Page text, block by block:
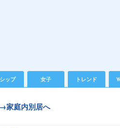
ップ 女子 トレンド
家庭内別居へ